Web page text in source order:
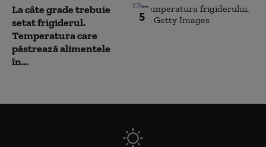
5
La câte grade trebuie
setat frigiderul.
Temperatura care
păstrează alimentele
în...